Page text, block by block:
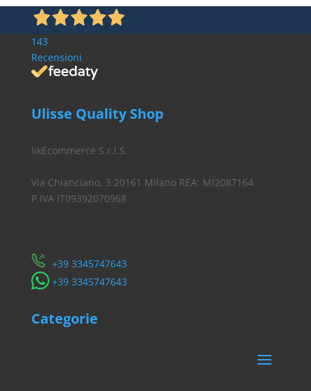
€ 32,90.€ 27,90.
143
Recensioni
Ulisse Quality Shop
likEcommerce S.r.l.S.
Via Chianciano, 3 20161 Milano REA: MI2087164
P.IVA IT09392070968
​+39 3345747643
​+39 3345747643
Categorie